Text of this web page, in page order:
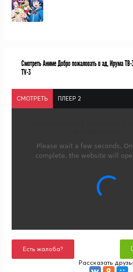
Смотреть Аниме Добро пожаловать в ад, Ирума
TV-3
СМОТРЕТЬ ПЛЕЕР 2
Есть жалоба?
Рассказать